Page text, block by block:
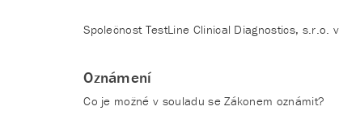
Společnost TestLine Clinical Diagnostics,
Oznámení
Co je možné v souladu se Zákonem oznámit?